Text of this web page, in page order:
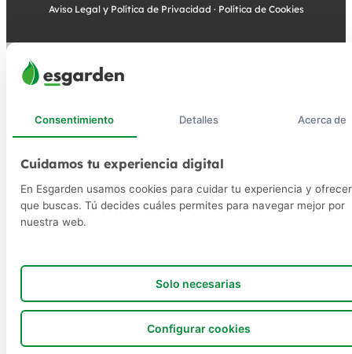
Aviso Legal y Política de Privacidad · Política de Cookies
Consentimiento Detalles Acerca de
Cuidamos tu experiencia digital
En Esgarden usamos cookies para cuidar tu experiencia y
que buscas. Tú decides cuáles permites para navegar mejor por
nuestra web.
Solo necesarias
Configurar cookies